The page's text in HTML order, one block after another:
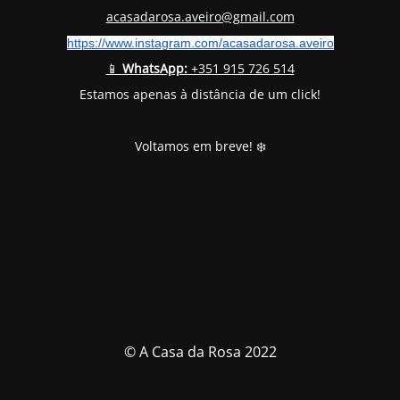
acasadarosa.aveiro@gmail.com
https://www.instagram.com/acasadarosa.aveiro
📱 WhatsApp:+351 915 726 514
Estamos apenas à distância de um click!
Voltamos em breve! ❄️
© A Casa da Rosa 2022